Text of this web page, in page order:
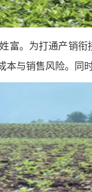
富。为打通产销
本与销售风险。同